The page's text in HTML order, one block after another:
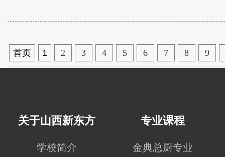
首页 1 2 3 4 5 6 7 8 9
关于山西新东方
学校简介
专业课程
金典总厨专业